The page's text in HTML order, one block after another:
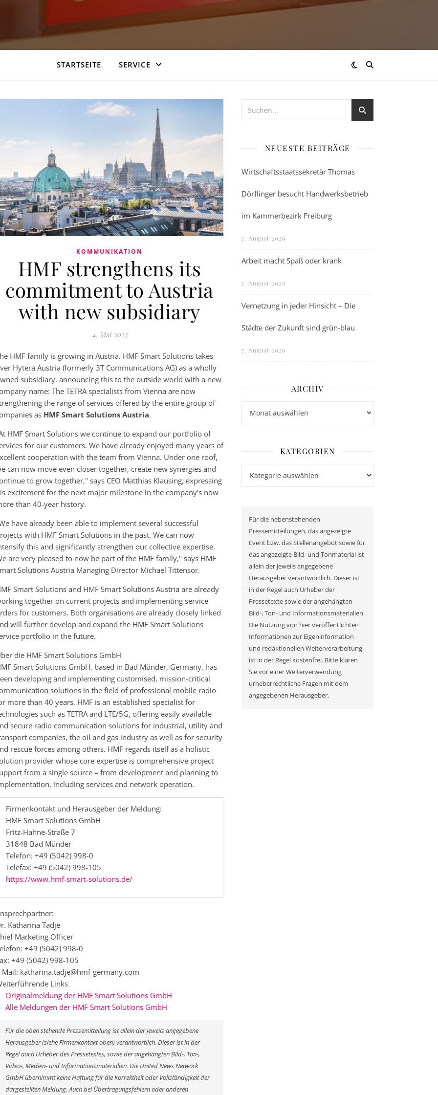
STARTSEITE SERVICE
KOMMUNIKATION
HMF strengthens its
commitment to Austria
with new subsidiary
4. Mai 2023
HMF family is growing in Austria. HMF Smart Solutions takes
Hytera Austria (formerly 3T Communications AG) as a wholly
subsidiary, announcing this to the outside world with a new
name: The TETRA specialists from Vienna are now
the range of services offered by the entire group of
as HMF Smart Solutions Austria.
HMF Smart Solutions we continue to expand our portfolio of
for our customers. We have already enjoyed many years of
cooperation with the team from Vienna. Under one roof,
can now move even closer together, create new synergies and
to grow together," says CEO Matthias Klausing, expressing
excitement for the next major milestone in the company’s now
than 40-year history.
have already been able to implement several successful
with HMF Smart Solutions in the past. We can now
this and significantly strengthen our collective expertise.
are very pleased to now be part of the HMF family," says HMF
Solutions Austria Managing Director Michael Tittensor.
Smart Solutions and HMF Smart Solutions Austria are already
together on current projects and implementing service
for customers. Both organisations are already closely linked
will further develop and expand the HMF Smart Solutions
portfolio in the future.
die HMF Smart Solutions GmbH
Smart Solutions GmbH, based in Bad Münder, Germany, has
developing and implementing customised, mission-critical
solutions in the field of professional mobile radio
more than 40 years. HMF is an established specialist for
such as TETRA and LTE/5G, offering easily available
secure radio communication solutions for industrial, utility and
companies, the oil and gas industry as well as for security
rescue forces among others. HMF regards itself as a holistic
provider whose core expertise is comprehensive project
from a single source – from development and planning to
including services and network operation.
Firmenkontakt und Herausgeber der Meldung:
HMF Smart Solutions GmbH
Fritz-Hahne-Straße 7
31848 Bad Münder
Telefon: +49 (5042) 998-0
Telefax: +49 (5042) 998-105
https://www.hmf-smart-solutions.de/
Katharina Tadje
Marketing Officer
+49 (5042) 998-0
+49 (5042) 998-105
Mail: katharina.tadje@hmf-germany.com
Links
Originalmeldung der HMF Smart Solutions GmbH
Alle Meldungen der HMF Smart Solutions GmbH
Für die oben stehende Pressemitteilung ist allein der jeweils angegebene
Herausgeber (siehe Firmenkontakt oben) verantwortlich. Dieser ist in der
Regel auch Urheber des Pressetextes, sowie der angehängten Bild-, Ton-,
Video-, Medien- und Informationsmaterialien. Die United News Network
GmbH übernimmt keine Haftung für die Korrektheit oder Vollständigkeit der
dargestellten Meldung. Auch bei Übertragungsfehlern oder anderen
NEUESTE BEITRÄGE
Wirtschaftsstaatssekretär Thomas
Dörflinger besucht Handwerksbetrieb
im Kammerbezirk Freiburg
7. August 2026
Arbeit macht Spaß oder krank
7. August 2026
Vernetzung in jeder Hinsicht – Die
Städte der Zukunft sind grün-blau
7. August 2026
ARCHIV
KATEGORIEN
Für die nebenstehenden
Pressemitteilungen, das angezeigte
Event bzw. das Stellenangebot sowie für
das angezeigte Bild- und Tonmaterial ist
allein der jeweils angegebene
Herausgeber verantwortlich. Dieser ist
in der Regel auch Urheber der
Pressetexte sowie der angehängten
Bild-, Ton- und Informationsmaterialien.
Die Nutzung von hier veröffentlichten
Informationen zur Eigeninformation
und redaktionellen Weiterverarbeitung
ist in der Regel kostenfrei. Bitte klären
Sie vor einer Weiterverwendung
urheberrechtliche Fragen mit dem
angegebenen Herausgeber.